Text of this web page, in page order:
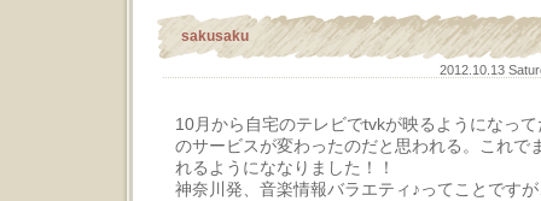
sakusaku
2012.10.13
10月から自宅のテレビでtvkが映るようになっ
のサービスが変わったのだと思われる。これで
れるようにななりました！！
神奈川発、音楽情報バラエティ♪ってことです